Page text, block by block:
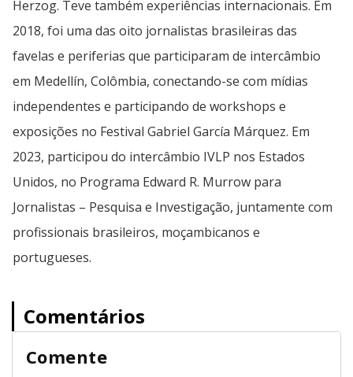
Herzog. Teve também experiências internacionais. Em
2018, foi uma das oito jornalistas brasileiras das
favelas e periferias que participaram de intercâmbio
em Medellín, Colômbia, conectando-se com mídias
independentes e participando de workshops e
exposições no Festival Gabriel García Márquez. Em
2023, participou do intercâmbio IVLP nos Estados
Unidos, no Programa Edward R. Murrow para
Jornalistas – Pesquisa e Investigação, juntamente com
profissionais brasileiros, moçambicanos e
portugueses.
Comentários
Comente